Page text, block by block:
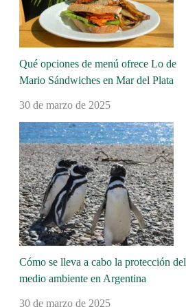
Qué opciones de menú ofrece Lo de
Mario Sándwiches en Mar del Plata
30 de marzo de 2025
Cómo se lleva a cabo la protección del
medio ambiente en Argentina
30 de marzo de 2025